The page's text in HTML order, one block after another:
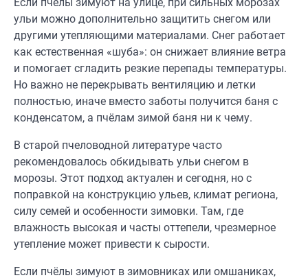
ульи можно дополнительно защитить снегом или
другими утепляющими материалами. Снег работает
как естественная «шуба»: он снижает влияние ветра
и помогает сгладить резкие перепады температуры.
Но важно не перекрывать вентиляцию и летки
полностью, иначе вместо заботы получится баня с
конденсатом, а пчёлам зимой баня ни к чему.
В старой пчеловодной литературе часто
рекомендовалось обкидывать ульи снегом в
морозы. Этот подход актуален и сегодня, но с
поправкой на конструкцию ульев, климат региона,
силу семей и особенности зимовки. Там, где
влажность высокая и часты оттепели, чрезмерное
утепление может привести к сырости.
Если пчёлы зимуют в зимовниках или омшаниках,